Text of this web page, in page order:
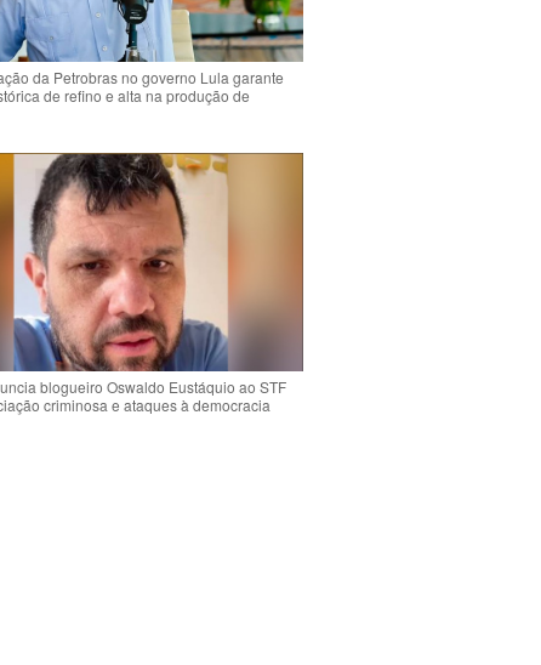
da Petrobras no governo Lula garante
de refino e alta na produção de
blogueiro Oswaldo Eustáquio ao STF
criminosa e ataques à democracia